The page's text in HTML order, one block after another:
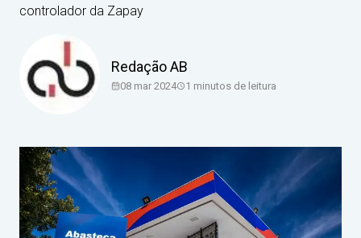
controlador da Zapay
Redação AB
08 mar 2024 1 minutos de leitura